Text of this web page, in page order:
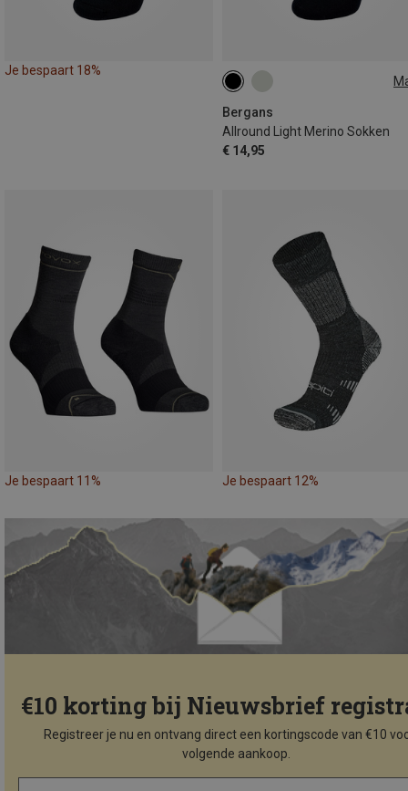
Je bespaart 18%
Bergans
Allround Light Merino Sokken
€ 14,95
35|36|37
44|45|46|47
Je bespaart 11% Je bespaart 12%
€10 korting bij Nieuwsbrief
Registreer je nu en ontvang direct een kortingscode van €10
volgende aankoop.